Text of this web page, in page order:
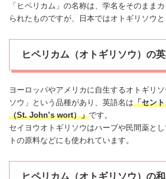
「ヒペリカム」の名称は、学名をそのまま
られたものですが、日本ではオトギリソウと
ヒペリカム（オトギリソウ）の
ヨーロッパやアメリカに自生するオトギリ
ソウ」という品種があり、英語名は「セン
（St. John’s wort）」です。
セイヨウオトギリソウはハーブや民間薬と
トの原料などにも使われています。
ヒペリカム（オトギリソウ）の